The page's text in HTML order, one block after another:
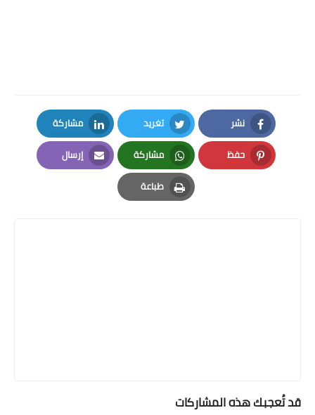
نشر
Facebook
تغريد
Twitter
مشاركة
LinkedIn
حفظ
Pinterest
مشاركة
Whatsapp
إرسال
Email
طباعة
Print
قد تُعجبك هذه المشاركات